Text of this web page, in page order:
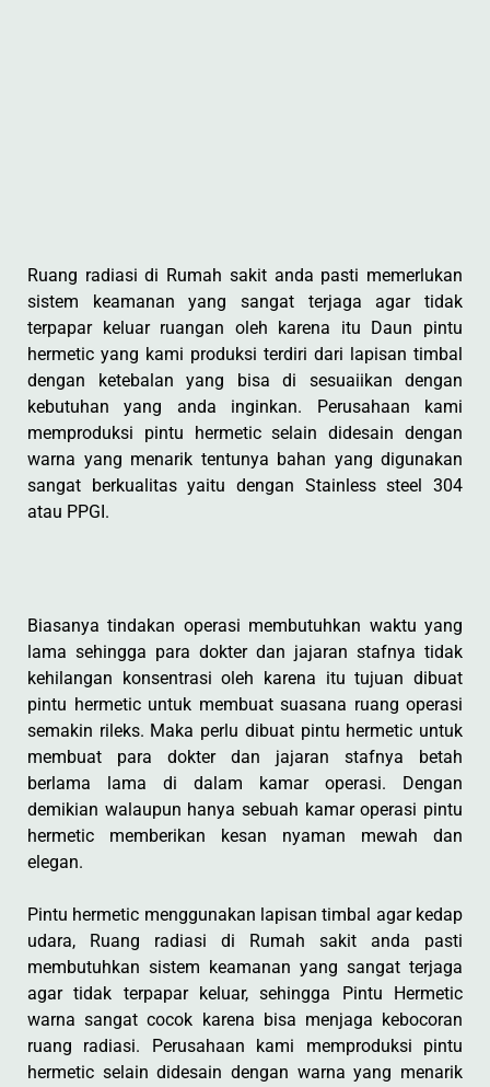
Ruang radiasi di Rumah sakit anda pasti memerlukan
sistem keamanan yang sangat terjaga agar tidak
terpapar keluar ruangan oleh karena itu Daun pintu
hermetic yang kami produksi terdiri dari lapisan timbal
dengan ketebalan yang bisa di sesuaiikan dengan
kebutuhan yang anda inginkan. Perusahaan kami
memproduksi pintu hermetic selain didesain dengan
warna yang menarik tentunya bahan yang digunakan
sangat berkualitas yaitu dengan Stainless steel 304
atau PPGI.
Biasanya tindakan operasi membutuhkan waktu yang
lama sehingga para dokter dan jajaran stafnya tidak
kehilangan konsentrasi oleh karena itu tujuan dibuat
pintu hermetic untuk membuat suasana ruang operasi
semakin rileks. Maka perlu dibuat pintu hermetic untuk
membuat para dokter dan jajaran stafnya betah
berlama lama di dalam kamar operasi. Dengan
demikian walaupun hanya sebuah kamar operasi pintu
hermetic memberikan kesan nyaman mewah dan
elegan.
Pintu hermetic menggunakan lapisan timbal agar kedap
udara, Ruang radiasi di Rumah sakit anda pasti
membutuhkan sistem keamanan yang sangat terjaga
agar tidak terpapar keluar, sehingga Pintu Hermetic
warna sangat cocok karena bisa menjaga kebocoran
ruang radiasi. Perusahaan kami memproduksi pintu
hermetic selain didesain dengan warna yang menarik